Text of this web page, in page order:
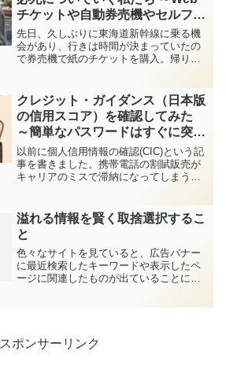
チケットや自動券売機やセルフレ
ジ、お店のWeb予約やチェックイ
ン等～
先日、久しぶりに東海道新幹線に乗る機
会があり、行きは時間が決まっていたの
で券売機で紙のチケットを購入。帰りは
ました。・スマートEXとは (JR東海)スマ
ホにアプリを...
クレジット・ガイダンス（日本版
の信用スコア）を確認してみた
～簡単なパスワードはすぐに突破
されることも再確認～
以前に個人信用情報の確認(CIC)という記
事を書きました。携帯電話の割賦販売が
キャリアのミスで滞納になってしまうと
きる仕組みでした。最近、同じ信用情報
機関であるCICが...
溢れる情報を賢く取捨選択するこ
と
色々なサイトを見ていると、広告バナー
に最近検索したキーワードや表示したペ
ージに関連したものが出ていることにお
スポンサーリンク